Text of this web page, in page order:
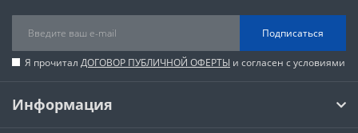
Подписаться
Я прочитал ДОГОВОР ПУБЛИЧНОЙ ОФЕРТЫ и согласен с условиями
Информация